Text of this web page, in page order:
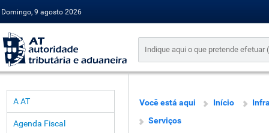
Domingo, 9 agosto 2026
A AT
Agenda Fiscal
Você está aqui Início
Serviços